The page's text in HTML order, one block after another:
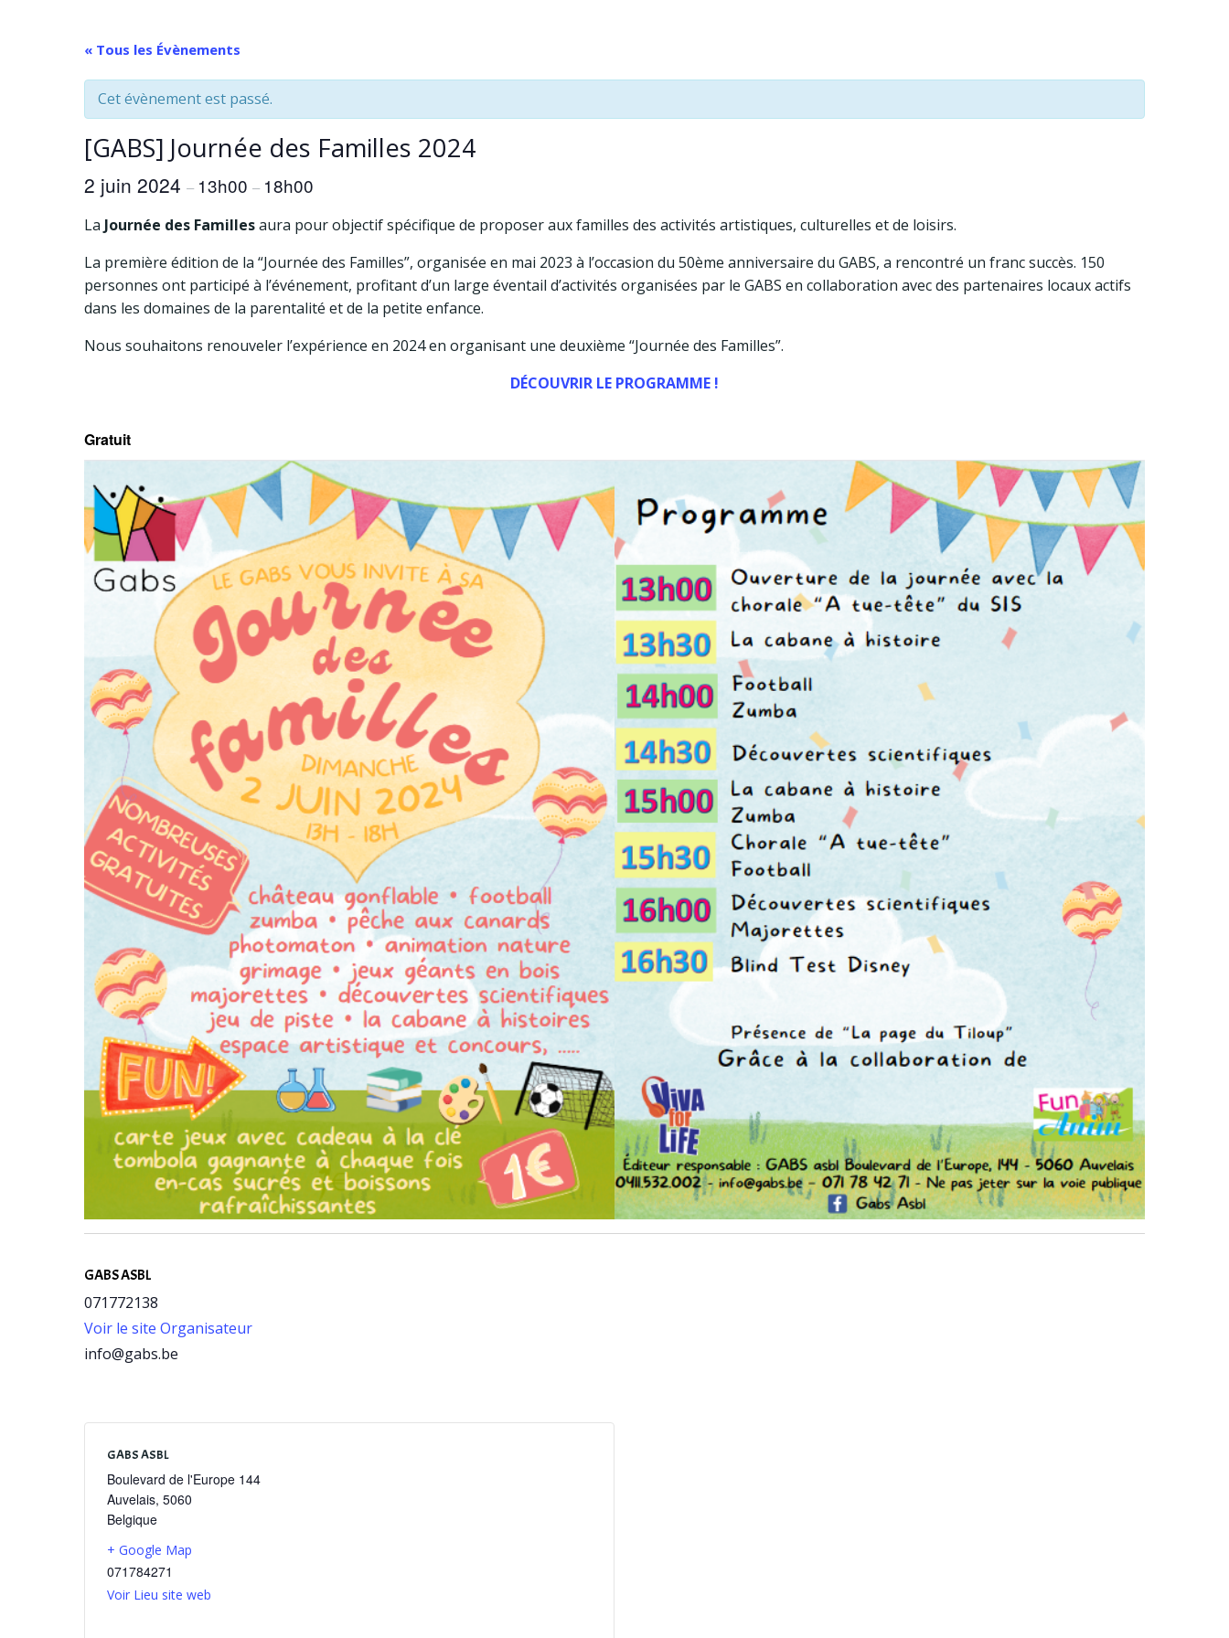
« Tous les Évènements
Cet évènement est passé.
[GABS] Journée des Familles 2024
2 juin 2024 – 13h00 – 18h00
La Journée des Famillesaura pour objectif spécifique de proposer aux familles des activités artistiques, culturelles et de loisirs.
La première édition de la “Journée des Familles”, organisée en mai 2023 à l’occasion du 50ème anniversaire du GABS, a rencontré un franc succès. 150
personnes ont participé à l’événement, profitant d’un large éventail d’activités organisées par le GABS en collaboration avec des partenaires locaux actifs
dans les domaines de la parentalité et de la petite enfance.
Nous souhaitons renouveler l’expérience en 2024 en organisant une deuxième “Journée des Familles”.
DÉCOUVRIR LE PROGRAMME !
Gratuit
GABS ASBL
071772138
Voir le site Organisateur
info@gabs.be
GABS ASBL
Boulevard de l'Europe 144
Auvelais, 5060
Belgique
+ Google Map
071784271
Voir Lieu site web